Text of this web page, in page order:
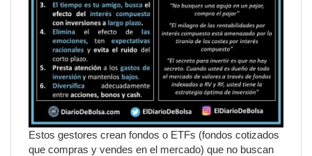
Estos gestores crean fondos o ETFs (fondos cotizados
que compras y vendes en el mercado) que no buscan